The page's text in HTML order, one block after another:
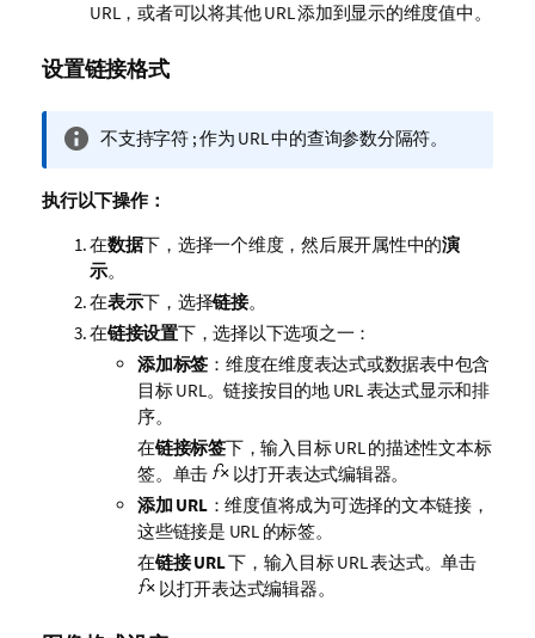
URL，或者可以将其他 URL 添加到显示的维度值中。
设置链接格式
信
注
释
不支持字符 ; 作为 URL 中的查询参数分隔符。
执行以下操作：
在数据下，选择一个维度，然后展开属性中的演
示。
在表示下，选择链接。
在链接设置下，选择以下选项之一：
添加标签 ：维度在维度表达式或数据表中包含
目标 URL。链接按目的地 URL 表达式显示和排
序。
在链接标签下，输入目标 URL 的描述性文本标
签。单击
以打开表达式编辑器。
添加 URL：维度值将成为可选择的文本链接，
这些链接是 URL 的标签。
在链接 URL下，输入目标 URL 表达式。单击
以打开表达式编辑器。